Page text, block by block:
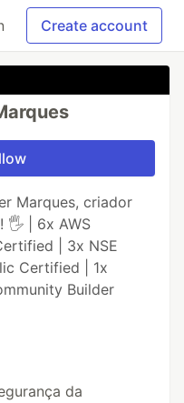
Create account
Marques, criador
🖐️ | 6x AWS
| 3x NSE
Certified | 1x
Builder
da